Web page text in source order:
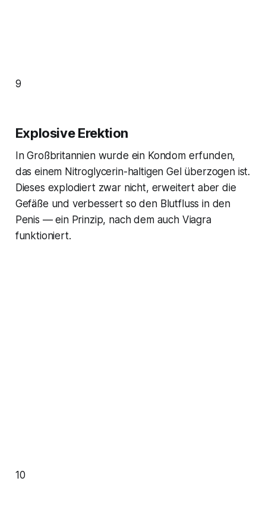
9
Explosive Erektion
In Großbritannien wurde ein Kondom erfunden,
das einem Nitroglycerin-haltigen Gel überzogen ist.
Dieses explodiert zwar nicht, erweitert aber die
Gefäße und verbessert so den Blutfluss in den
Penis — ein Prinzip, nach dem auch Viagra
funktioniert.
10